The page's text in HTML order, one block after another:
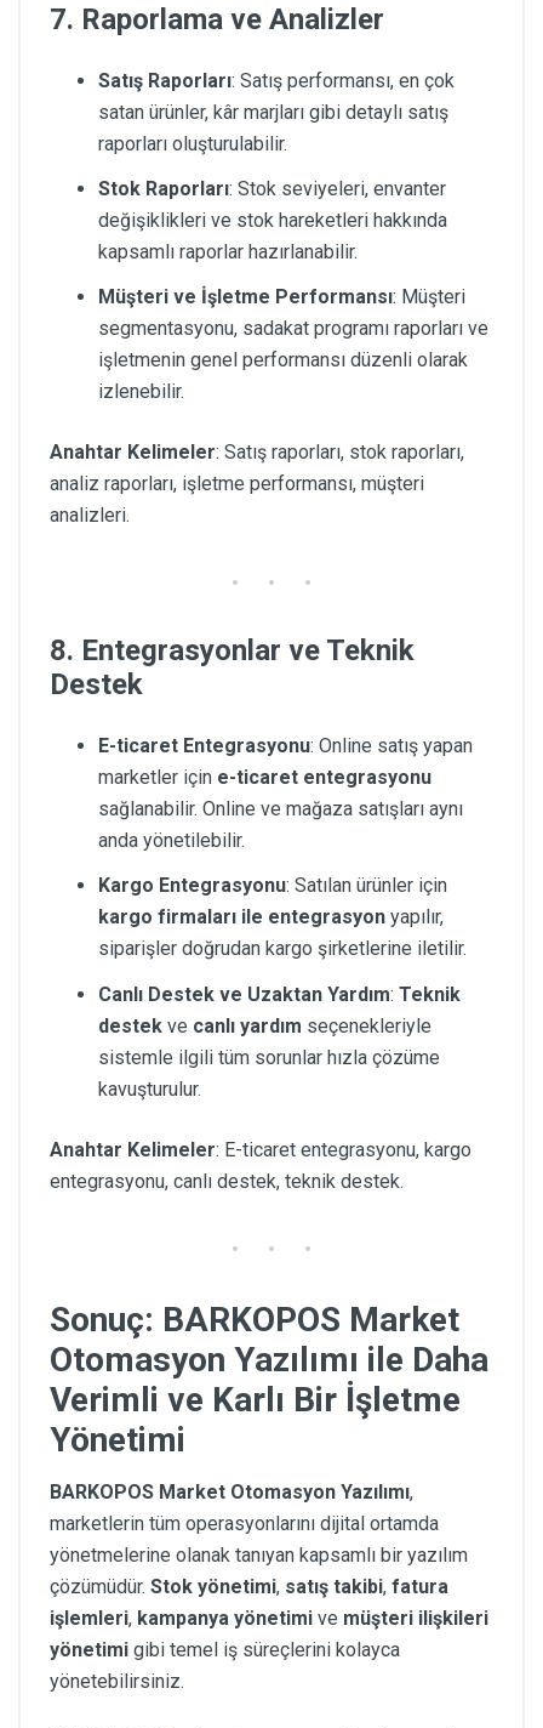
7. Raporlama ve Analizler
Satış Raporları: Satış performansı, en çok
satan ürünler, kâr marjları gibi detaylı satış
raporları oluşturulabilir.
Stok Raporları: Stok seviyeleri, envanter
değişiklikleri ve stok hareketleri hakkında
kapsamlı raporlar hazırlanabilir.
Müşteri ve İşletme Performansı: Müşteri
segmentasyonu, sadakat programı raporları ve
işletmenin genel performansı düzenli olarak
izlenebilir.
Anahtar Kelimeler: Satış raporları, stok raporları,
analiz raporları, işletme performansı, müşteri
analizleri.
8. Entegrasyonlar ve Teknik
Destek
E-ticaret Entegrasyonu: Online satış yapan
marketler için e-ticaret entegrasyonu
sağlanabilir. Online ve mağaza satışları aynı
anda yönetilebilir.
Kargo Entegrasyonu: Satılan ürünler için
kargo firmaları ile entegrasyon yapılır,
siparişler doğrudan kargo şirketlerine iletilir.
Canlı Destek ve Uzaktan Yardım: Teknik
destek ve canlı yardım seçenekleriyle
sistemle ilgili tüm sorunlar hızla çözüme
kavuşturulur.
Anahtar Kelimeler: E-ticaret entegrasyonu, kargo
entegrasyonu, canlı destek, teknik destek.
Sonuç: BARKOPOS Market
Otomasyon Yazılımı ile Daha
Verimli ve Karlı Bir İşletme
Yönetimi
BARKOPOS Market Otomasyon Yazılımı,
marketlerin tüm operasyonlarını dijital ortamda
yönetmelerine olanak tanıyan kapsamlı bir yazılım
çözümüdür. Stok yönetimi, satış takibi, fatura
işlemleri, kampanya yönetimi ve müşteri ilişkileri
yönetimi gibi temel iş süreçlerini kolayca
yönetebilirsiniz.